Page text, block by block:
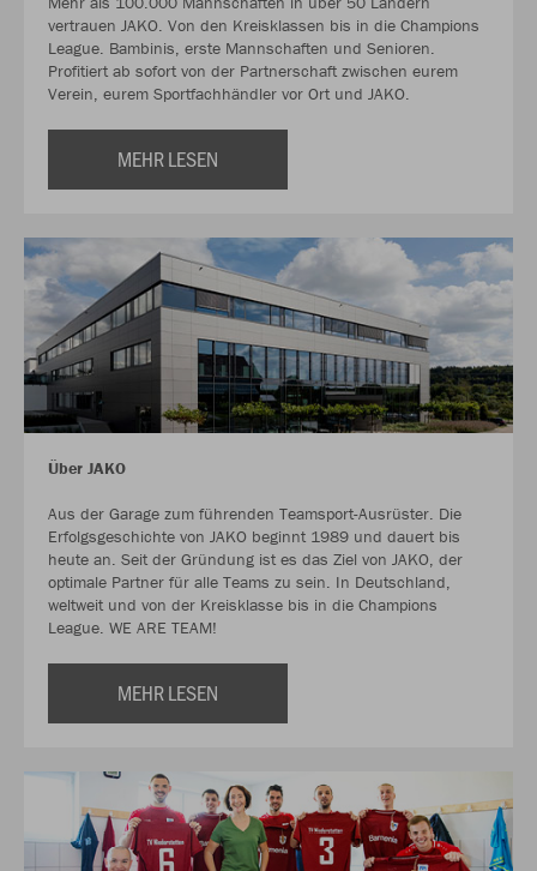
vertrauen JAKO. Von den Kreisklassen bis in die Champions
League. Bambinis, erste Mannschaften und Senioren.
Profitiert ab sofort von der Partnerschaft zwischen eurem
Verein, eurem Sportfachhändler vor Ort und JAKO.
MEHR LESEN
Über JAKO
Aus der Garage zum führenden Teamsport-Ausrüster. Die
Erfolgsgeschichte von JAKO beginnt 1989 und dauert bis
heute an. Seit der Gründung ist es das Ziel von JAKO, der
optimale Partner für alle Teams zu sein. In Deutschland,
weltweit und von der Kreisklasse bis in die Champions
League. WE ARE TEAM!
MEHR LESEN